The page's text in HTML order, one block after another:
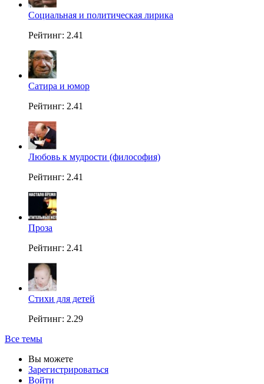
Социальная и политическая лирика
Рейтинг: 2.41
Сатира и юмор
Рейтинг: 2.41
Любовь к мудрости (философия)
Рейтинг: 2.41
Проза
Рейтинг: 2.41
Стихи для детей
Рейтинг: 2.29
Все темы
Вы можете
Зарегистрироваться
Войти